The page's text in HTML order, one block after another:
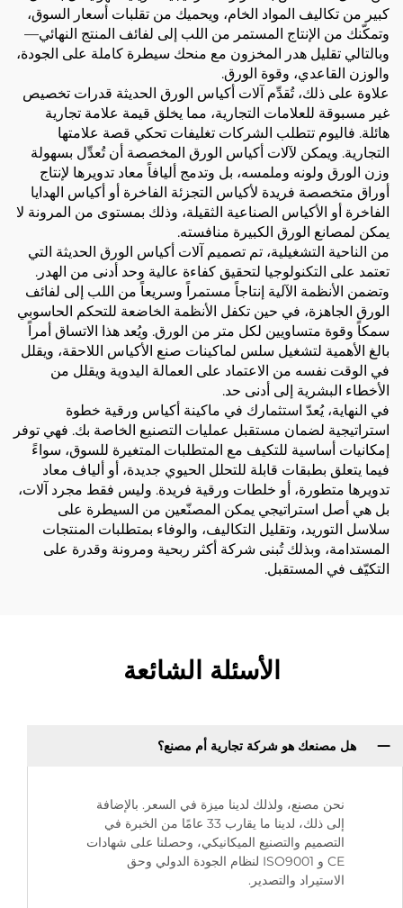
كبير من تكاليف المواد الخام، ويحميك من تقلبات أسعار السوق،
وتمكّنك من الإنتاج المستمر من اللب إلى لفائف المنتج النهائي—
وبالتالي تقليل هدر المخزون مع منحك سيطرة كاملة على الجودة،
والوزن القاعدي، وقوة الورق.
علاوة على ذلك، تُقدِّم آلات أكياس الورق الحديثة قدرات تخصيص
غير مسبوقة للعلامات التجارية، مما يخلق قيمة علامة تجارية
هائلة. فاليوم تتطلب الشركات تغليفات تحكي قصة علامتها
التجارية. ويمكن لآلات أكياس الورق المخصصة أن تُعدِّل بسهولة
وزن الورق ولونه وملمسه، بل وتدمج أليافاً معاد تدويرها لإنتاج
أوراق متخصصة فريدة لأكياس التجزئة الفاخرة أو أكياس الهدايا
الفاخرة أو الأكياس الصناعية الثقيلة، وذلك بمستوى من المرونة لا
يمكن لمصانع الورق الكبيرة منافسته.
من الناحية التشغيلية، تم تصميم آلات أكياس الورق الحديثة التي
تعتمد على التكنولوجيا لتحقيق كفاءة عالية وحد أدنى من الهدر.
وتضمن الأنظمة الآلية إنتاجاً مستمراً وسريعاً من اللب إلى لفائف
الورق الجاهزة، في حين تكفل الأنظمة الخاضعة للتحكم الحاسوبي
سمكاً وقوة متساويين لكل متر من الورق. ويُعد هذا الاتساق أمراً
بالغ الأهمية لتشغيل سلس لماكينات صنع الأكياس اللاحقة، ويقلل
في الوقت نفسه من الاعتماد على العمالة اليدوية ويقلل من
الأخطاء البشرية إلى أدنى حد.
في النهاية، يُعدّ استثمارك في ماكينة أكياس ورقية خطوة
استراتيجية لضمان مستقبل عمليات التصنيع الخاصة بك. فهي توفر
إمكانيات أساسية للتكيف مع المتطلبات المتغيرة للسوق، سواءً
فيما يتعلق بطبقات قابلة للتحلل الحيوي جديدة، أو ألياف معاد
تدويرها متطورة، أو خلطات ورقية فريدة. وليس فقط مجرد آلات،
بل هي أصل استراتيجي يمكن المصنّعين من السيطرة على
سلاسل التوريد، وتقليل التكاليف، والوفاء بمتطلبات المنتجات
المستدامة، وبذلك تُبنى شركة أكثر ربحية ومرونة وقدرة على
التكيّف في المستقبل.
الأسئلة الشائعة
هل مصنعك هو شركة تجارية أم مصنع؟
نحن مصنع، ولذلك لدينا ميزة في السعر. بالإضافة
إلى ذلك، لدينا ما يقارب 33 عامًا من الخبرة في
التصميم والتصنيع الميكانيكي، وحصلنا على شهادات
CE و ISO9001 لنظام الجودة الدولي وحق
الاستيراد والتصدير.